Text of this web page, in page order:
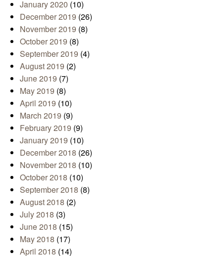
January 2020 (10)
December 2019 (26)
November 2019 (8)
October 2019 (8)
September 2019 (4)
August 2019 (2)
June 2019 (7)
May 2019 (8)
April 2019 (10)
March 2019 (9)
February 2019 (9)
January 2019 (10)
December 2018 (26)
November 2018 (10)
October 2018 (10)
September 2018 (8)
August 2018 (2)
July 2018 (3)
June 2018 (15)
May 2018 (17)
April 2018 (14)